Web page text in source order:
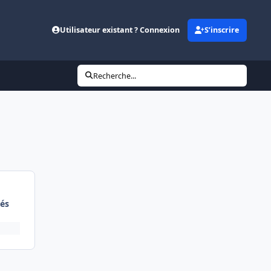
Utilisateur existant ? Connexion S’inscrire
Recherche...